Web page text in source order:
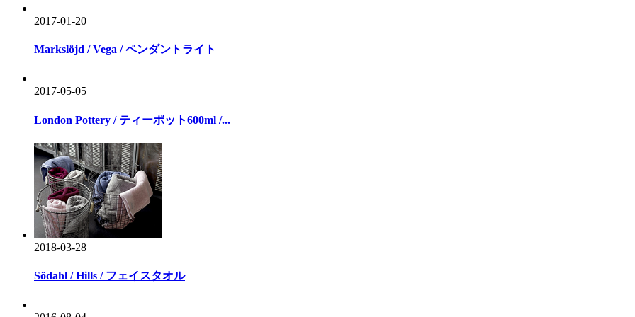
2017-01-20
Markslöjd / Vega / ペンダントライト
2017-05-05
London Pottery / ティーポット600ml /...
2018-03-28
Södahl / Hills / フェイスタオル